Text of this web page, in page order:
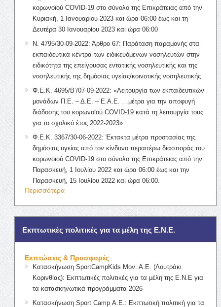
κορωνοϊού COVID-19 στο σύνολο της Επικράτειας από την
Κυριακή, 1 Ιανουαρίου 2023 και ώρα 06:00 έως και τη
Δευτέρα 30 Ιανουαρίου 2023 και ώρα 06:00
Ν. 4795/30-09-2022: Άρθρο 67: Παράταση παραμονής στα
εκπαιδευτικά κέντρα των ειδικευόμενων νοσηλευτών στην
ειδικότητα της επείγουσας εντατικής νοσηλευτικής και της
νοσηλευτικής της δημόσιας υγείας/κοινοτικής νοσηλευτικής
Φ.Ε.Κ. 4695/Β’/07-09-2022: «Λειτουργία των εκπαιδευτικών
μονάδων Π.Ε. – Δ.Ε. – Ε.Α.Ε. …μέτρα για την αποφυγή
διάδοσης του κορωνοϊού COVID-19 κατά τη λειτουργία τους
για το σχολικό έτος 2022-2023»
Φ.Ε.Κ. 3367/30-06-2022: Έκτακτα μέτρα προστασίας της
δημόσιας υγείας από τον κίνδυνο περαιτέρω διασποράς του
κορωνοϊού COVID-19 στο σύνολο της Επικράτειας από την
Παρασκευή, 1 Ιουλίου 2022 και ώρα 06:00 έως και την
Παρασκευή, 15 Ιουλίου 2022 και ώρα 06:00.
Περισσότερα
Εκπτωτικές πολιτικές για τα μέλη της Ε.Ν.Ε.
Εκπτώσεις & Προσφορές
Κατασκήνωση SportCampKids Μον. Α.Ε. (Λουτράκι
Κορινθίας): Εκπτωτικές πολιτικές για τα μέλη της Ε.Ν.Ε για
τα κατασκηνωτικά προγράμματα 2026
Κατασκήνωση Sport Camp Α.Ε.: Εκπτωτική πολιτική για τα